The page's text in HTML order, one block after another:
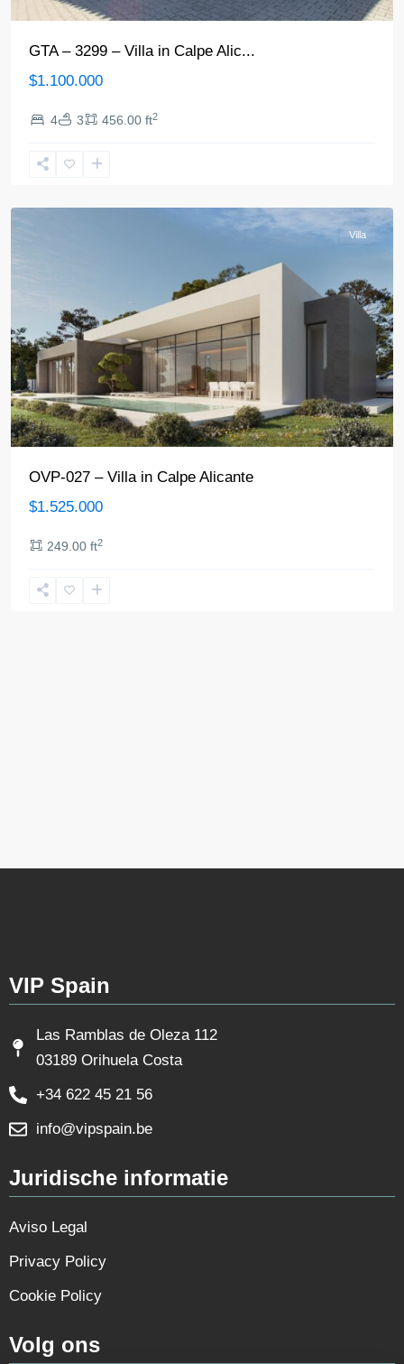
GTA – 3299 – Villa in Calpe Alic...
$1.100.000
4 3 456.00 ft2
Villa
OVP-027 – Villa in Calpe Alicante
$1.525.000
249.00 ft2
VIP Spain
Las Ramblas de Oleza 112
03189 Orihuela Costa
+34 622 45 21 56
info@vipspain.be
Juridische informatie
Aviso Legal
Privacy Policy
Cookie Policy
Volg ons